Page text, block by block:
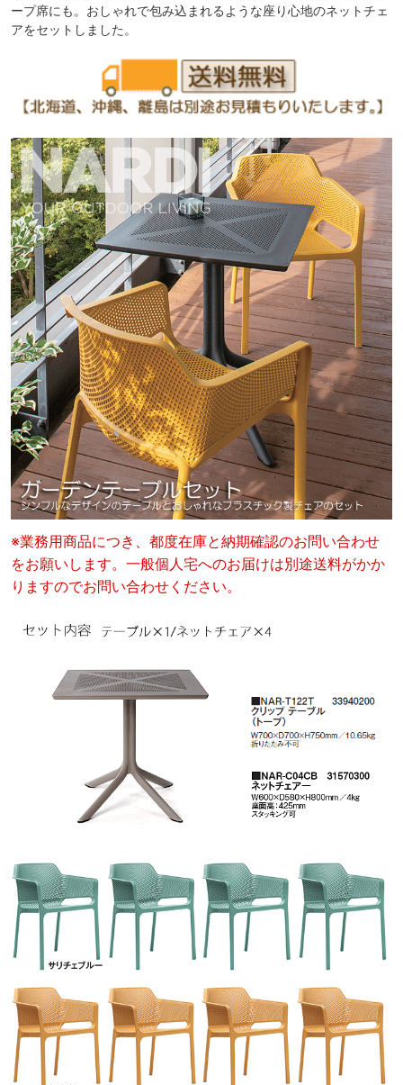
ープ席にも。おしゃれで包み込まれるような座り心地のネットチェ
アをセットしました。
※業務用商品につき、都度在庫と納期確認のお問い合わせ
をお願いします。一般個人宅へのお届けは別途送料がかか
りますのでお問い合わせください。